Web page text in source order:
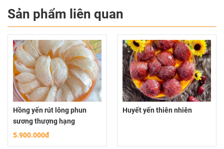
Sản phẩm liên quan
Hồng yến rút lông phun
sương thượng hạng
5.900.000đ
Huyết yến thiên nhiên